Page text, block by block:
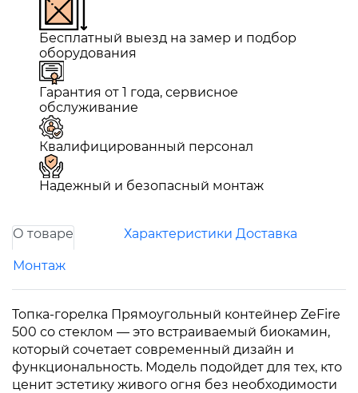
Бесплатный выезд на замер и подбор
оборудования
Гарантия от 1 года, сервисное
обслуживание
Квалифицированный персонал
Надежный и безопасный монтаж
О товаре Характеристики Доставка
Монтаж
Топка-горелка Прямоугольный контейнер ZeFire
500 со стеклом — это встраиваемый биокамин,
который сочетает современный дизайн и
функциональность. Модель подойдет для тех, кто
ценит эстетику живого огня без необходимости